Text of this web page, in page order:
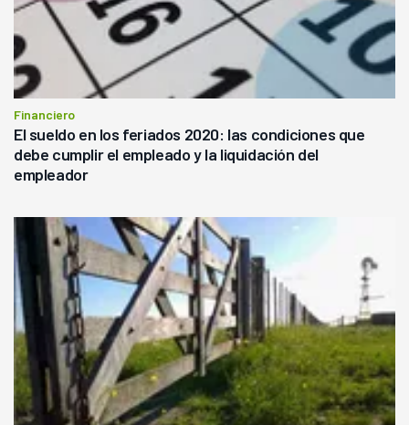
Financiero
El sueldo en los feriados 2020: las condiciones que
debe cumplir el empleado y la liquidación del
empleador